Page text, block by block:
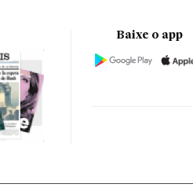
Baixe o app